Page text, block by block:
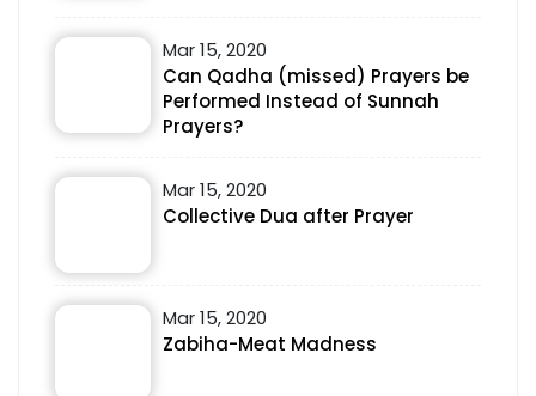
Mar 15, 2020
Can Qadha (missed) Prayers be
Performed Instead of Sunnah
Prayers?
Mar 15, 2020
Collective Dua after Prayer
Mar 15, 2020
Zabiha-Meat Madness